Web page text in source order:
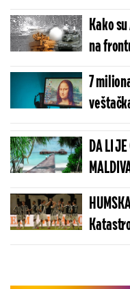
Kako
na
7
vide!
DA LI
može
ulivaju